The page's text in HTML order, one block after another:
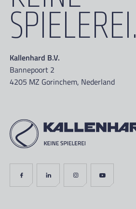
SPIELEREI.
Kallenhard B.V.
Bannepoort 2
4205 MZ Gorinchem, Nederland